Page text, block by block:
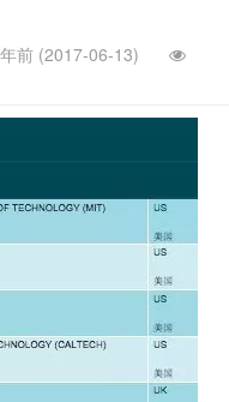
前 (2017-06-13)